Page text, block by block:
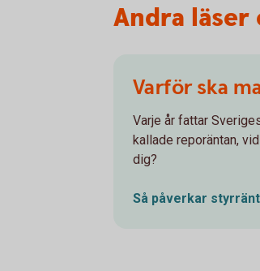
Andra läser
Varför ska
Varje år fattar
kallade reporäntan,
dig?
Så påverkar